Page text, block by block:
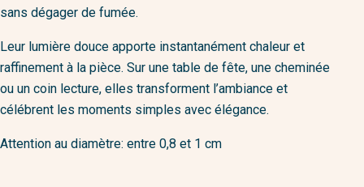
sans dégager de fumée.
Leur lumière douce apporte instantanément chaleur et
raffinement à la pièce. Sur une table de fête, une cheminée
ou un coin lecture, elles transforment l’ambiance et
célébrent les moments simples avec élégance.
Attention au diamètre: entre 0,8 et 1 cm